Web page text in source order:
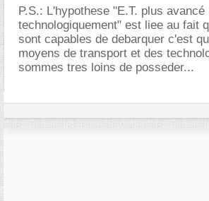
P.S.: L'hypothese "E.T. plus avancé
technologiquement" est liee au fait
sont capables de debarquer c'est
moyens de transport et des
sommes tres loins de posseder...